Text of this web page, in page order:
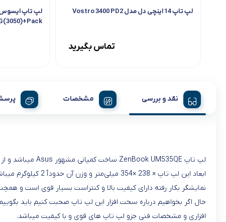
لپ تاپ 14 اینچی دل مدل Vostro 3400 PD2
تماس بگیرید
نقد و بررسی مشخصات
لپ تاپ ZenBook UM535QE ساخت کمپانی مشهور Asus میباشد و از سری زن بوک میباشد که این سیستم با نام
نمایشگر بکار رفته دارای کیفیت بالا و کنتراست بسیار قوی است و
افزاری و مشخصات فنی جزو لپ تاپ های قوی و با کیفیت میباشد.